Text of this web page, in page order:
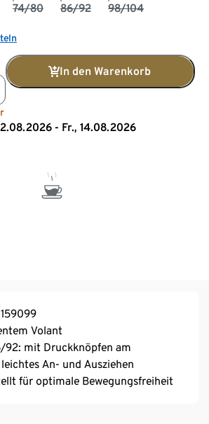
74/80 86/92 98/104
In den Warenkorb
- Fr., 14.08.2026
Volant
92: mit Druckknöpfen am
An- und Ausziehen
für optimale Bewegungsfreiheit